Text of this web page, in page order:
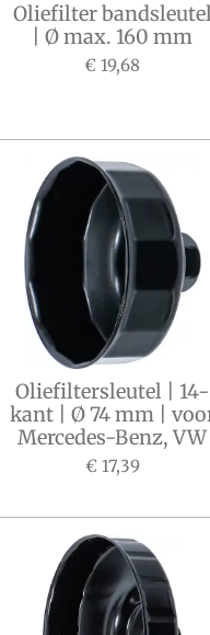
Oliefilter
| Ø max. 160 mm
€ 19,68
Oliefiltersleutel | 14-
kant | Ø 74 mm |
Mercedes-Benz, VW
€ 17,39